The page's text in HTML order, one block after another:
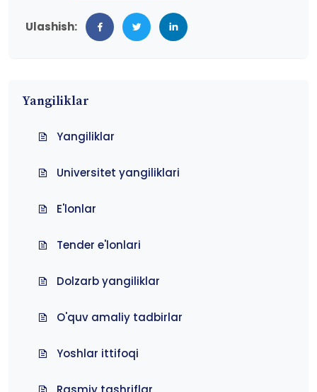
Ulashish:
Yangiliklar
Yangiliklar
Universitet yangiliklari
E'lonlar
Tender e'lonlari
Dolzarb yangiliklar
O'quv amaliy tadbirlar
Yoshlar ittifoqi